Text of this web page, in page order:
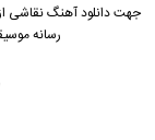
جهت دانلود آهنگ نقاشی
رسانه